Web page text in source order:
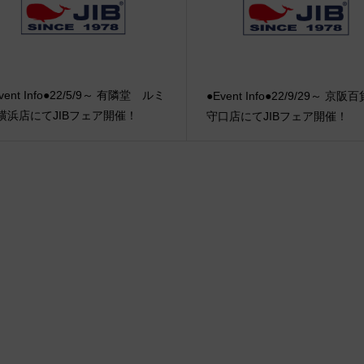
Info●22/5/9～ 有隣堂 ルミ
浜店にてJIBフェア開催！
●Event Info●22/9/29～ 京阪百
守口店にてJIBフェア開催！